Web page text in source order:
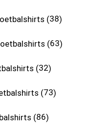
38
63
32
73
86